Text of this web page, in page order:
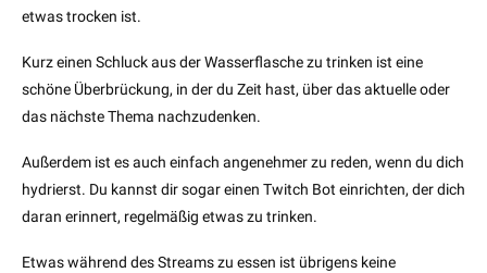
etwas trocken ist.
Kurz einen Schluck aus der Wasserflasche zu trinken ist eine
schöne Überbrückung, in der du Zeit hast, über das aktuelle oder
das nächste Thema nachzudenken.
Außerdem ist es auch einfach angenehmer zu reden, wenn du dich
hydrierst. Du kannst dir sogar einen Twitch Bot einrichten, der dich
daran erinnert, regelmäßig etwas zu trinken.
Etwas während des Streams zu essen ist übrigens keine